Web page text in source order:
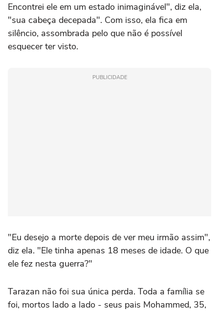
Encontrei ele em um estado inimaginável", diz ela,
"sua cabeça decepada". Com isso, ela fica em
silêncio, assombrada pelo que não é possível
esquecer ter visto.
PUBLICIDADE
"Eu desejo a morte depois de ver meu irmão assim",
diz ela. "Ele tinha apenas 18 meses de idade. O que
ele fez nesta guerra?"
Tarazan não foi sua única perda. Toda a família se
foi, mortos lado a lado - seus pais Mohammed, 35,